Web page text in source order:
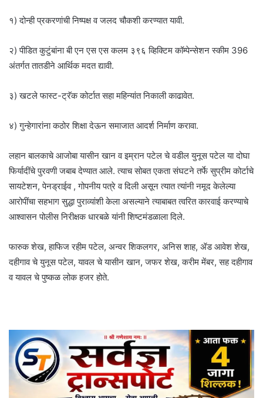
१) दोन्ही प्रकरणांची निष्पक्ष व जलद चौकशी करण्यात यावी.
२) पीडित कुटुंबांना बी एन एस एस कलम ३९६ व्हिक्टिम कॉम्पेन्सेशन स्कीम 396
अंतर्गत तातडीने आर्थिक मदत द्यावी.
३) खटले फास्ट-ट्रॅक कोर्टात सहा महिन्यांत निकाली काढावेत.
४) गुन्हेगारांना कठोर शिक्षा देऊन समाजात आदर्श निर्माण करावा.
लहान बालकाचे आजोबा यासीन खान व इम्रान पटेल चे वडील युनूस पटेल या दोघा
फिर्यादींचे पुरवणी जबाब देण्यात आले. त्याच सोबत एकता संघटने तर्फे सुप्रीम कोर्टाचे
सायटेशन, पेनड्राईव , गोपनीय पत्रे व दिली असून त्यात त्यांनी नमूद केलेल्या
आरोपींचा सहभाग सुद्धा पुराव्यांशी केला असल्याने त्याबाबत त्वरित कारवाई करण्याचे
आश्वासन पोलीस निरीक्षक धारबळे यांनी शिष्टमंडळाला दिले.
फारुक शेख, हाफिज रहीम पटेल, अन्वर शिकलगर, अनिस शाह, ॲड आवेश शेख,
दहीगाव चे युनूस पटेल, यावल चे यासीन खान, जफर शेख, करीम मेंबर, सह दहीगाव
व यावल चे पुष्कळ लोक हजर होते.